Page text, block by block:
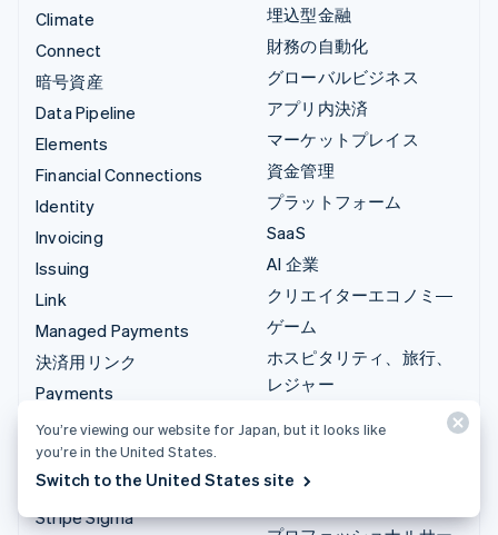
Climate
Connect
暗号資産
Data Pipeline
Elements
Financial Connections
Identity
Invoicing
Issuing
Link
Managed Payments
決済用リンク
Payments
Payouts
Radar
Revenue Recognition
Stripe Sigma
埋込型金融
財務の自動化
グローバルビジネス
アプリ内決済
マーケットプレイス
資金管理
プラットフォーム
SaaS
AI 企業
クリエイターエコノミ―
ゲーム
ホスピタリティ、旅行、
レジャー
テインメント
You’re viewing our website for Japan, but it looks like
you’re in the United States.
Switch to the United States site